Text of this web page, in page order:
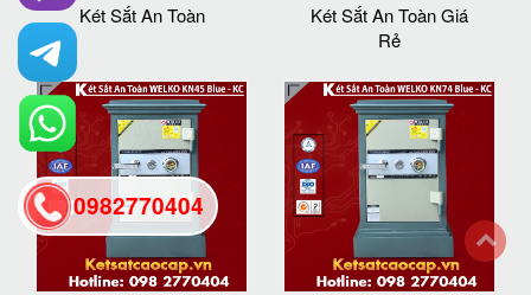
Két Sắt An Toàn
Két Sắt An Toàn Giá
Rẻ
0982770404
back